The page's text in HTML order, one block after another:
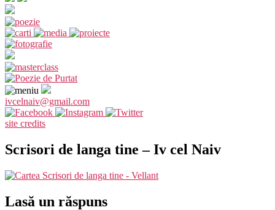
ivcelnaiv@gmail.com
site credits
Scrisori de langa tine – Iv cel Naiv
Lasă un răspuns